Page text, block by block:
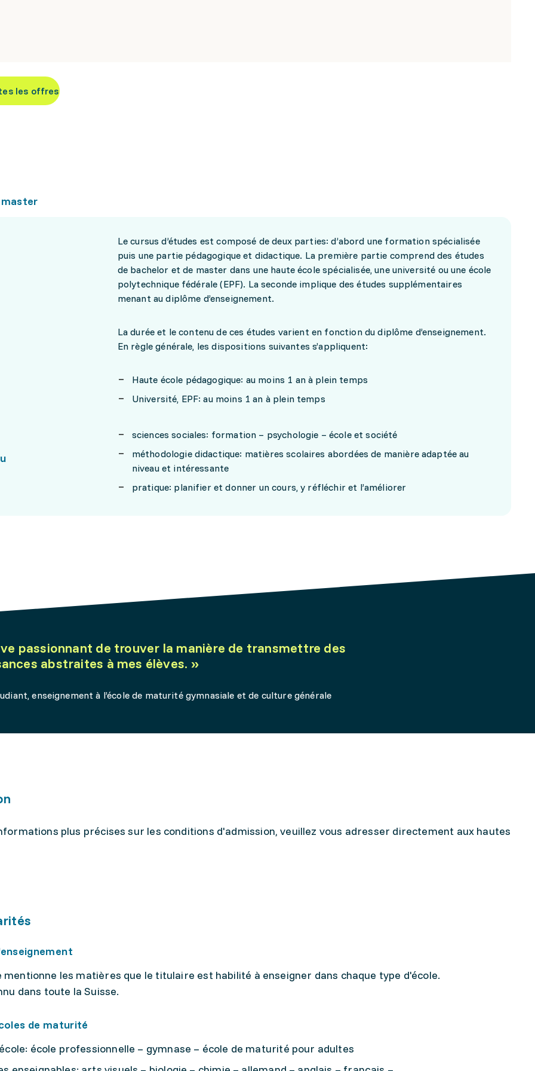
les offres
Le cursus d’études est composé de deux parties: d’abord une formation spécialisée
puis une partie pédagogique et didactique. La première partie comprend des études
de bachelor et de master dans une haute école spécialisée, une université ou une école
polytechnique fédérale (EPF). La seconde implique des études supplémentaires
menant au diplôme d’enseignement.
La durée et le contenu de ces études varient en fonction du diplôme d’enseignement.
En règle générale, les dispositions suivantes s’appliquent:
Haute école pédagogique: au moins 1 an à plein temps
Université, EPF: au moins 1 an à plein temps
sciences sociales: formation – psychologie – école et société
méthodologie didactique: matières scolaires abordées de manière adaptée au
niveau et intéressante
pratique: planifier et donner un cours, y réfléchir et l’améliorer
passionnant de trouver la manière de transmettre des
abstraites à mes élèves. »
enseignement à l’école de maturité gymnasiale et de culture générale
plus précises sur les conditions d'admission, veuillez vous adresser directement aux hautes
mentionne les matières que le titulaire est habilité à enseigner dans chaque type d'école.
dans toute la Suisse.
de maturité
école professionnelle – gymnase – école de maturité pour adultes